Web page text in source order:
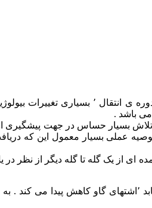
گاوها هرچه به زمان زایمان و آغاز دوره شیر دهی جدید نزدیک تر می شوند ٬
باشد .
. با وجود تلاش بسیار حساس در جهت
ی شیر دهی همچنان وجود دارد . یک توصیه عملی بسیار
۱ درصد وزن بدن آن می باشد ولی تفاوت های عمده ای از یک
متاسفانه زمانی که نیاز گاو به مواد غذایی جهت رشد جنین و آماده شدن سیستم پستانی برای